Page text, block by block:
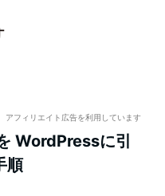
アフィリエイト広告を利用しています
WordPressに引
順